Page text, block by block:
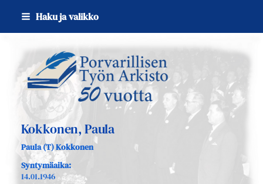
Siirry
sivun
sisältöön
Haku ja valikko
Sivuston etusivulle
Kokkonen, Paula
Paula (T) Kokkonen
Syntymäaika:
14.01.1946